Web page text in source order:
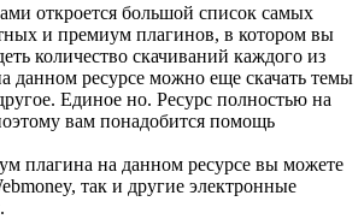
откроется большой список самых
и премиум плагинов, в котором вы
количество скачиваний каждого из
данном ресурсе можно еще скачать темы
Единое но. Ресурс полностью на
вам понадобится помощь
плагина на данном ресурсе вы можете
так и другие электронные